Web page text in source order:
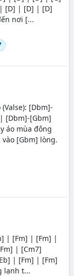
[D] | [D] | [D]
nơi [...
[Dbm]-
[Dbm]-[Gbm]
áo mùa đông
[Gbm] lòng.
| [Fm] | [Fm] |
| [Cm7]
| [Fm] | [Fm]
lạnh t...